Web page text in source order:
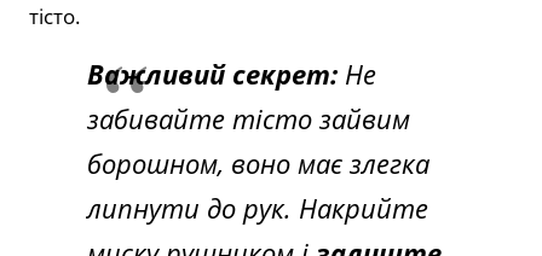
тісто.
Важливий секрет: Не
забивайте тісто зайвим
борошном, воно має злегка
липнути до рук. Накрийте